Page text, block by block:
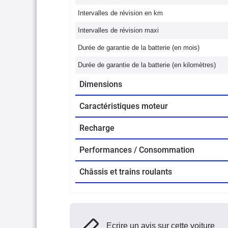
Intervalles de révision en km
Intervalles de révision maxi
Durée de garantie de la batterie (en mois)
Durée de garantie de la batterie (en kilomètres)
Dimensions
Caractéristiques moteur
Recharge
Performances / Consommation
Châssis et trains roulants
Ecrire un avis sur cette voiture